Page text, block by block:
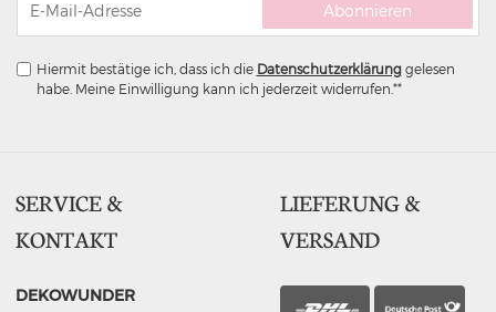
Abonnieren
Hiermit bestätige ich, dass ich die Daten­schutz­erklärunggelesen
habe. Meine Einwilligung kann ich jederzeit widerrufen.**
SERVICE &
KONTAKT
DEKOWUNDER
LIEFERUNG &
VERSAND